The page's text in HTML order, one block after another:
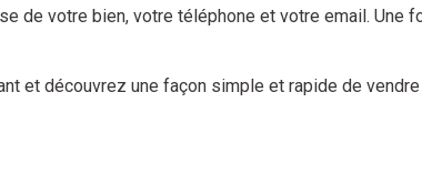
de votre bien, votre téléphone et votre email.
et découvrez une façon simple et rapide de